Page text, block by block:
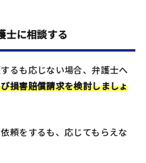
士に相談する
るも応じない場合、弁護士へ
損害賠償請求を検討しましょ
頼をするも、応じてもらえな